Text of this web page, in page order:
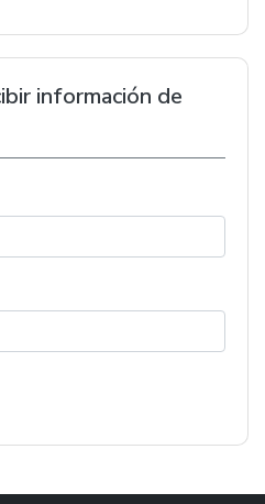
información de